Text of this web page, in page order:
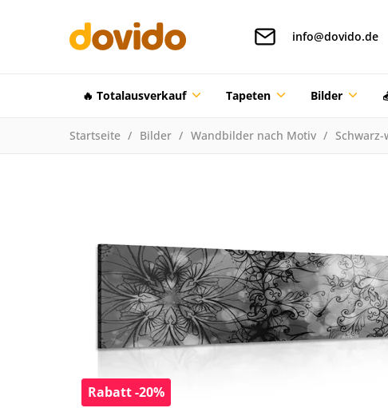
info@dovido.de
🔥 Totalausverkauf Tapeten Bilder
Startseite Bilder Wandbilder nach Motiv
Rabatt -20%